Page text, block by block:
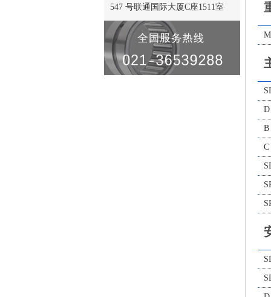
547 号联通国际大厦C座1511室
D
B
C